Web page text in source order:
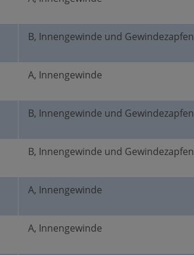
B, Innengewinde und Gewindezapfen
A, Innengewinde
B, Innengewinde und Gewindezapfen
B, Innengewinde und Gewindezapfen
A, Innengewinde
A, Innengewinde